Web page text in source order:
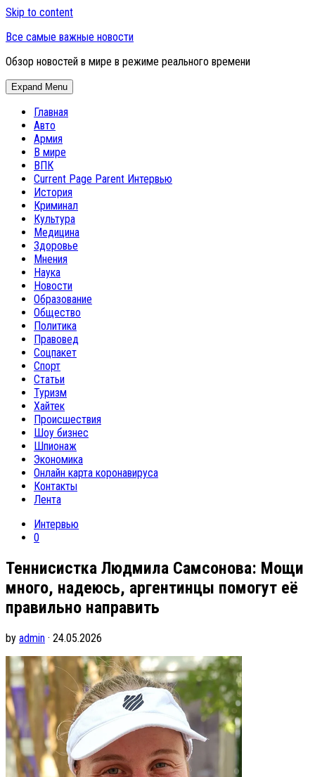
Skip to content
Все самые важные новости
Обзор новостей в мире в режиме реального времени
Expand Menu
Главная
Авто
Армия
В мире
ВПК
Current Page Parent Интервью
История
Криминал
Культура
Медицина
Здоровье
Мнения
Наука
Новости
Образование
Общество
Политика
Правовед
Соцпакет
Спорт
Статьи
Туризм
Хайтек
Происшествия
Шоу бизнес
Шпионаж
Экономика
Онлайн карта коронавируса
Контакты
Лента
Интервью
0
Теннисистка Людмила Самсонова: Мощи
много, надеюсь, аргентинцы помогут её
правильно направить
by admin · 24.05.2026